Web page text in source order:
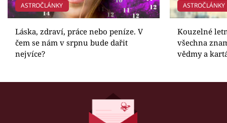
ASTROČLÁNKY
Láska, zdraví, práce nebo peníze. V
čem se nám v srpnu bude dařit
nejvíce?
ASTROČLÁNKY
Kouzelné
všechna
vědmy a